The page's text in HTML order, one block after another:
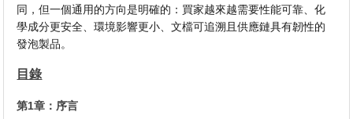
同，但一個通用的方向是明確的：買家越來越需要性能可靠、化
學成分更安全、環境影響更小、文檔可追溯且供應鏈具有韌性的
發泡製品。
目錄
第1章：序言